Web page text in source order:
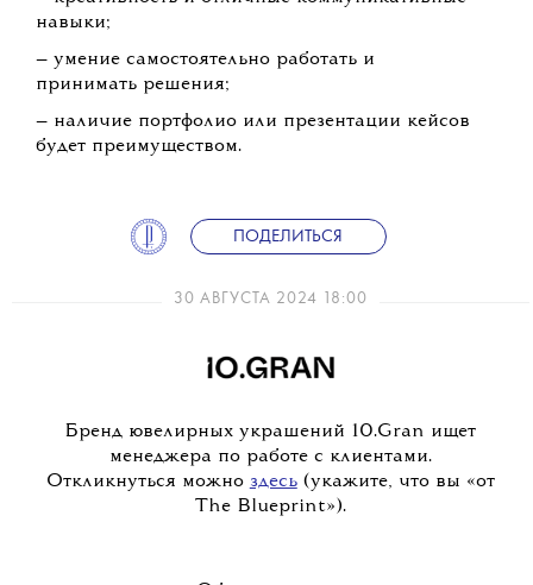
навыки;
— умение самостоятельно работать и
принимать решения;
— наличие портфолио или презентации кейсов
будет преимуществом.
ПОДЕЛИТЬСЯ
30 АВГУСТА 2024 18:00
Бренд ювелирных украшений 10.Gran ищет
менеджера по работе с клиентами.
Откликнуться можно здесь(укажите, что вы «от
The Blueprint»).